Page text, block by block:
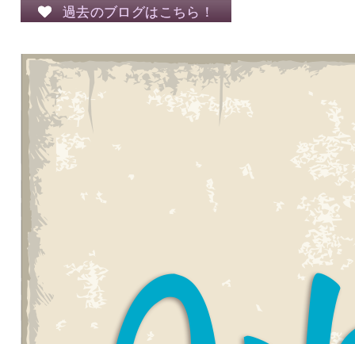
過去のブログはこちら！